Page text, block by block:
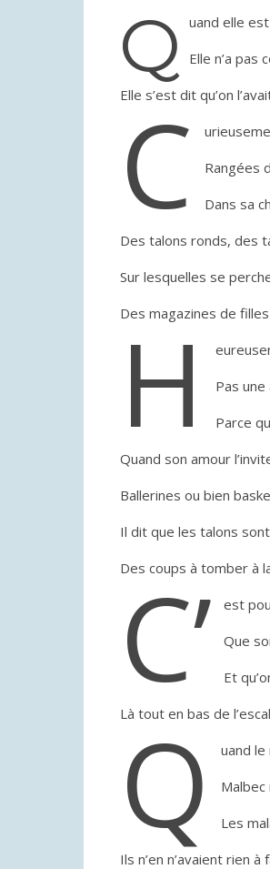
Q
uand elle
Elle n’a pas
Elle s’est dit qu’on
C
Rangées
Dans sa
Des talons ronds, des
Sur lesquelles se
Des magazines de
H
Pas
Parce
Quand son amour
Ballerines ou bien
Il dit que les talons
Des coups à tomber à
C’
est
Que
Et
Là tout en bas de
Q
uand
Malbec
Les
Ils n’en n’avaient rien